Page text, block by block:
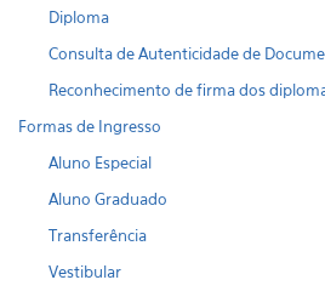
Diploma
Consulta de Autenticidade de
Reconhecimento de firma dos
Formas de Ingresso
Aluno Especial
Aluno Graduado
Transferência
Vestibular